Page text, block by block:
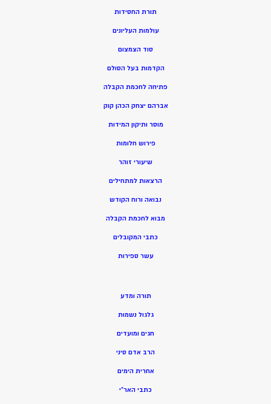
תורת החסידות
עולמות העליונים
סוד הצמצום
הקדמות בעל הסולם
פתיחה לחכמת הקבלה
אברהם יצחק הכהן קוק
מוסר ותיקון המידות
פירוש חלומות
שיעורי זוהר
הרצאות למתחילים
נבואה ורוח הקודש
מבוא לחכמת הקבלה
כתבי המקובלים
עשר ספירות
תורה ומדע
גלגול נשמות
חגים ומועדים
הרב אדם סיני
אחרית הימים
כתבי האר”י